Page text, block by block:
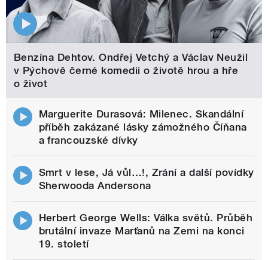
Benzína Dehtov. Ondřej Vetchý a Václav Neužil
v Pýchově černé komedii o životě hrou a hře
o život
Marguerite Durasová: Milenec. Skandální
příběh zakázané lásky zámožného Číňana
a francouzské dívky
Smrt v lese, Já vůl…!, Zrání a další povídky
Sherwooda Andersona
Herbert George Wells: Válka světů. Průběh
brutální invaze Marťanů na Zemi na konci
19. století